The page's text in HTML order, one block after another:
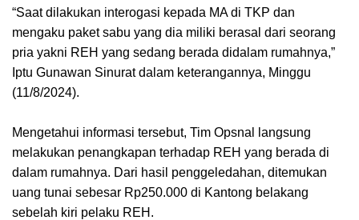
“Saat dilakukan interogasi kepada MA di TKP dan
mengaku paket sabu yang dia miliki berasal dari seorang
pria yakni REH yang sedang berada didalam rumahnya,”
Iptu Gunawan Sinurat dalam keterangannya, Minggu
(11/8/2024).
Mengetahui informasi tersebut, Tim Opsnal langsung
melakukan penangkapan terhadap REH yang berada di
dalam rumahnya. Dari hasil penggeledahan, ditemukan
uang tunai sebesar Rp250.000 di Kantong belakang
sebelah kiri pelaku REH.